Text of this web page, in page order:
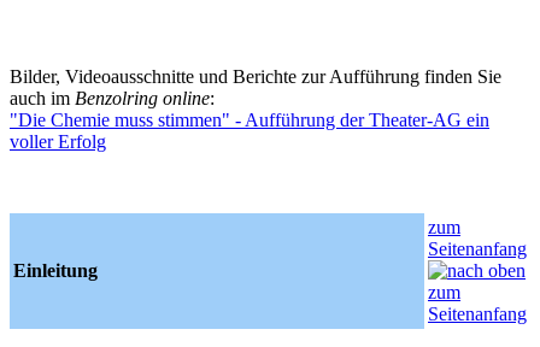
Bilder, Videoausschnitte und Berichte zur Aufführung finden Sie
auch im Benzolring online:
"Die Chemie muss stimmen" - Aufführung der Theater-AG ein
voller Erfolg
Einleitung
zum
Seitenanfang